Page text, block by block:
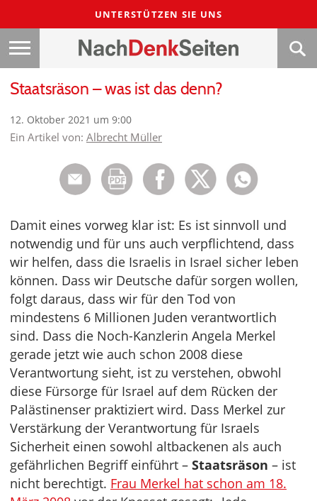
UNTERSTÜTZEN SIE UNS
Staatsräson – was ist das denn?
12. Oktober 2021 um 9:00
Ein Artikel von: Albrecht Müller
Damit eines vorweg klar ist: Es ist sinnvoll und
notwendig und für uns auch verpflichtend, dass
wir helfen, dass die Israelis in Israel sicher leben
können. Dass wir Deutsche dafür sorgen wollen,
folgt daraus, dass wir für den Tod von
mindestens 6 Millionen Juden verantwortlich
sind. Dass die Noch-Kanzlerin Angela Merkel
gerade jetzt wie auch schon 2008 diese
Verantwortung sieht, ist zu verstehen, obwohl
diese Fürsorge für Israel auf dem Rücken der
Palästinenser praktiziert wird. Dass Merkel zur
Verstärkung der Verantwortung für Israels
Sicherheit einen sowohl altbackenen als auch
gefährlichen Begriff einführt – Staatsräson – ist
nicht berechtigt. Frau Merkel hat schon am 18.